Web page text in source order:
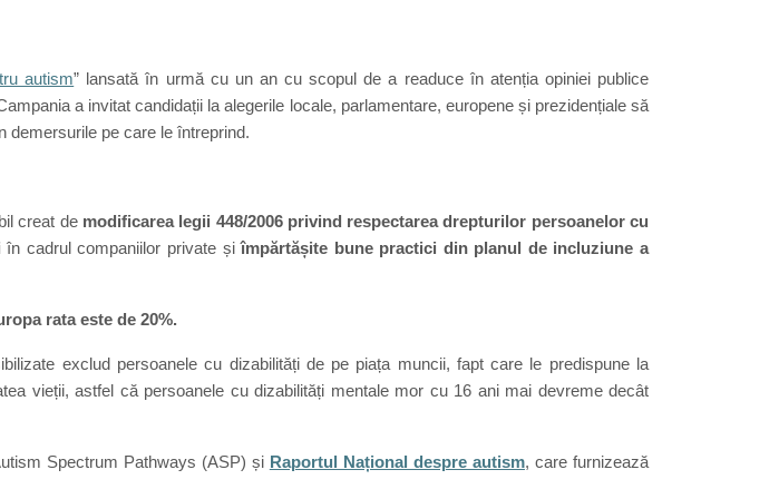
autism” lansată în urmă cu un an cu scopul de a readuce în atenția opiniei publice
a invitat candidații la alegerile locale, parlamentare, europene și prezidențiale să
demersurile pe care le întreprind.
creat de modificarea legii 448/2006 privind respectarea drepturilor persoanelor cu
în cadrul companiilor private șiîmpărtășite bune practici din planul de incluziune a
rata este de 20%.
exclud persoanele cu dizabilități de pe piața muncii, fapt care le predispune la
vieții, astfel că persoanele cu dizabilități mentale mor cu 16 ani mai devreme decât
Spectrum Pathways (ASP) și Raportul Național despre autism, care furnizează